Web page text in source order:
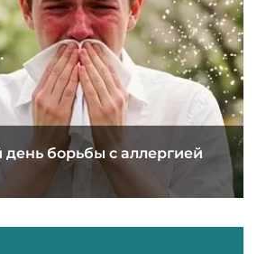
борьбы с аллергией